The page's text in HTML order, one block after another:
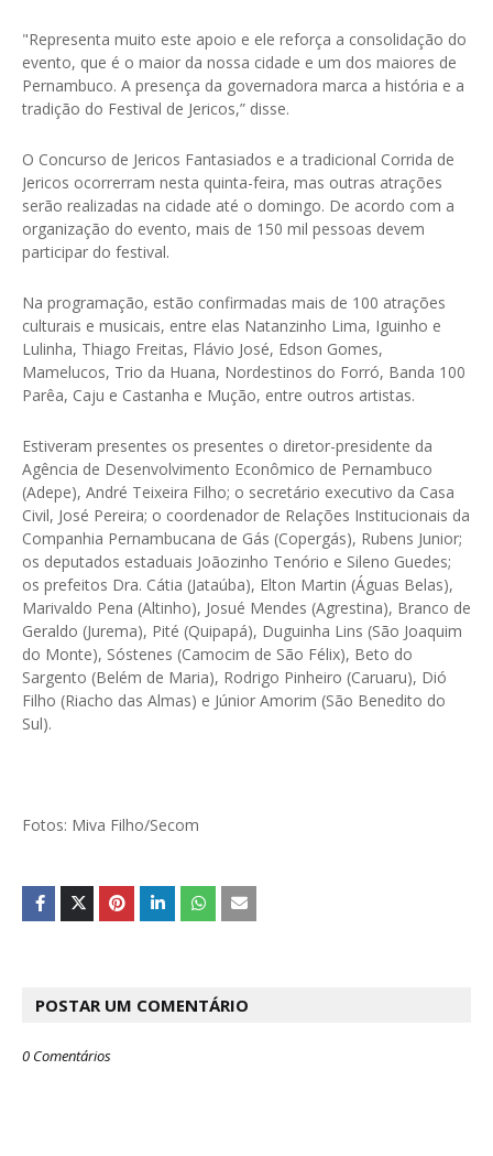
"Representa muito este apoio e ele reforça a consolidação do
evento, que é o maior da nossa cidade e um dos maiores de
Pernambuco. A presença da governadora marca a história e a
tradição do Festival de Jericos,” disse.
O Concurso de Jericos Fantasiados e a tradicional Corrida de
Jericos ocorrerram nesta quinta-feira, mas outras atrações
serão realizadas na cidade até o domingo. De acordo com a
organização do evento, mais de 150 mil pessoas devem
participar do festival.
Na programação, estão confirmadas mais de 100 atrações
culturais e musicais, entre elas Natanzinho Lima, Iguinho e
Lulinha, Thiago Freitas, Flávio José, Edson Gomes,
Mamelucos, Trio da Huana, Nordestinos do Forró, Banda 100
Parêa, Caju e Castanha e Mução, entre outros artistas.
Estiveram presentes os presentes o diretor-presidente da
Agência de Desenvolvimento Econômico de Pernambuco
(Adepe), André Teixeira Filho; o secretário executivo da Casa
Civil, José Pereira; o coordenador de Relações Institucionais da
Companhia Pernambucana de Gás (Copergás), Rubens Junior;
os deputados estaduais Joãozinho Tenório e Sileno Guedes;
os prefeitos Dra. Cátia (Jataúba), Elton Martin (Águas Belas),
Marivaldo Pena (Altinho), Josué Mendes (Agrestina), Branco de
Geraldo (Jurema), Pité (Quipapá), Duguinha Lins (São Joaquim
do Monte), Sóstenes (Camocim de São Félix), Beto do
Sargento (Belém de Maria), Rodrigo Pinheiro (Caruaru), Dió
Filho (Riacho das Almas) e Júnior Amorim (São Benedito do
Sul).
Fotos: Miva Filho/Secom
POSTAR UM COMENTÁRIO
0 Comentários